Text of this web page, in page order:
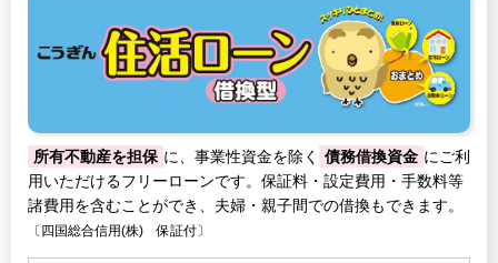
所有不動産を担保 に、事業性資金を除く 債務借換資金 にご利
用いただけるフリーローンです。保証料・設定費用・手数料等
諸費用を含むことができ、夫婦・親子間での借換もできます。
〔四国総合信用(株) 保証付〕